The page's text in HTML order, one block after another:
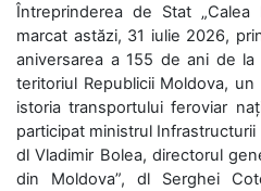
Întreprinderea de Stat „Calea
marcat astăzi, 31 iulie 2026,
aniversarea a 155 de ani de
teritoriul Republicii Moldova,
istoria transportului feroviar
participat ministrul Infrastructurii
dl Vladimir Bolea, directorul
din Moldova”, dl Serghei